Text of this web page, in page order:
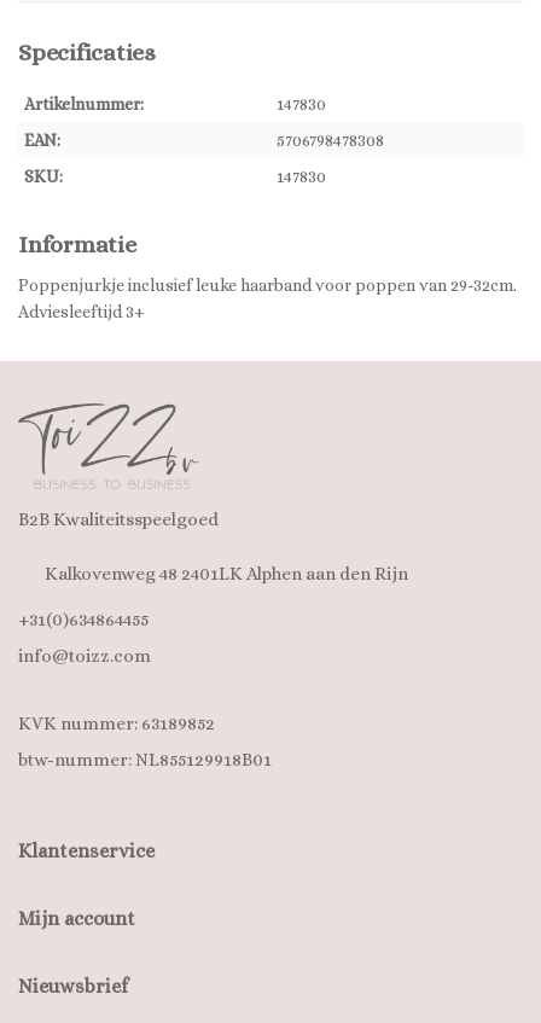
Specificaties
Artikelnummer:
147830
EAN:
5706798478308
SKU:
147830
Informatie
Poppenjurkje inclusief leuke haarband voor poppen van 29-32cm.
Adviesleeftijd 3+
B2B Kwaliteitsspeelgoed
Kalkovenweg 48 2401LK Alphen aan den Rijn
+31(0)634864455
info@toizz.com
KVK nummer: 63189852
btw-nummer: NL855129918B01
Klantenservice
Mijn account
Nieuwsbrief